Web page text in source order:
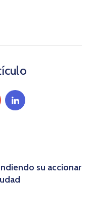
su accionar